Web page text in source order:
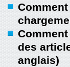
des
anglais)